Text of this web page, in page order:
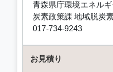
青森県庁環境エネル
炭素政策課 地域脱炭
017-734-9243
お見積り